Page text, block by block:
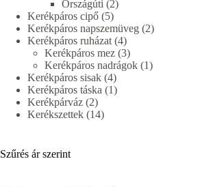
termék
Országúti 22
Kerékpáros cipő 55
termék
Kerékpáros napszemüveg 22
Kerékpáros ruházat 44
termék
Kerékpáros mez 33
termék
Kerékpáros nadrágok 11
Kerékpáros sisak 44
termék
Kerékpáros táska 11
Kerékpárváz 22
termék
Kerékszettek 1414
Szűrés ár szerint